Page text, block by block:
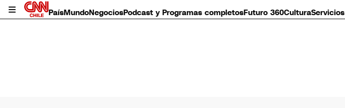
PaísMundoNegociosPodcast y Programas completosFuturo 360CulturaServicios